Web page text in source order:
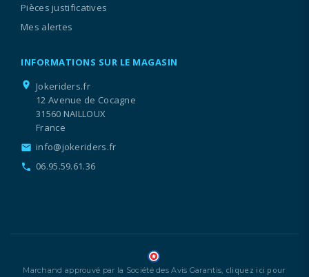
Pièces justificatives
Mes alertes
INFORMATIONS SUR LE MAGASIN
location_on
Jokeriders.fr
12 Avenue de Cocagne
31560 NAILLOUX
France
email info@jokeriders.fr
call 06.95.59.61.36
Marchand approuvé par la Société des Avis Garantis, cliquez ici pour